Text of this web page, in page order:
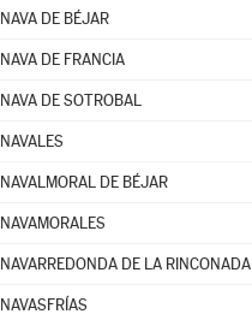
NAVA DE BÉJAR
NAVA DE FRANCIA
NAVA DE SOTROBAL
NAVALES
NAVALMORAL DE BÉJAR
NAVAMORALES
NAVARREDONDA DE LA RINCONADA
NAVASFRÍAS